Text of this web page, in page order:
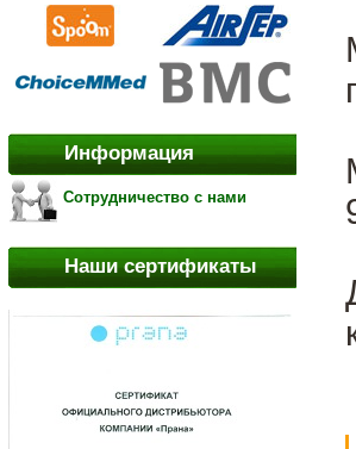
Информация
Сотрудничество с нами
Наши сертификаты